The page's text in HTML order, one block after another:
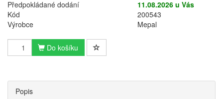
Předpokládané dodání
11.08.2026 u Vás
Kód
200543
Výrobce
Mepal
Do košíku
Popis